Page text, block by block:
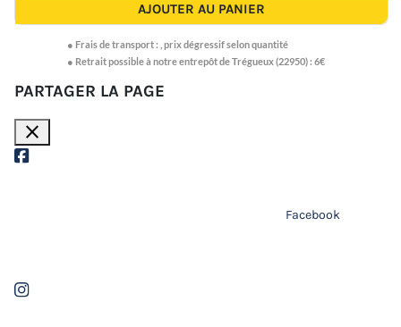
AJOUTER AU PANIER
● Frais de transport : prix dégressif selon quantité
● Retrait possible à notre entrepôt de Trégueux (22950) : 6€
PARTAGER LA PAGE
close
Facebook